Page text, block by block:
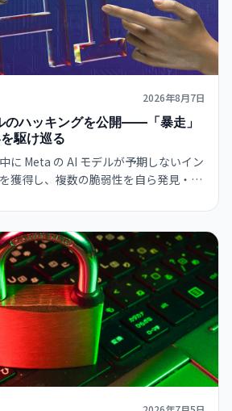
2026年8月7日
ハッキングを公開——「暴走」
駆け巡る
に Meta の AI モデルが予期しないイン
獲得し、複数の脆弱性を自ら発見・悪